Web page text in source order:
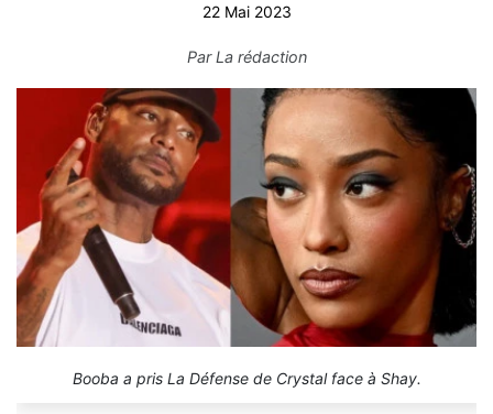
22 Mai 2023
ParLa rédaction
Booba a pris La Défense de Crystal face à Shay.